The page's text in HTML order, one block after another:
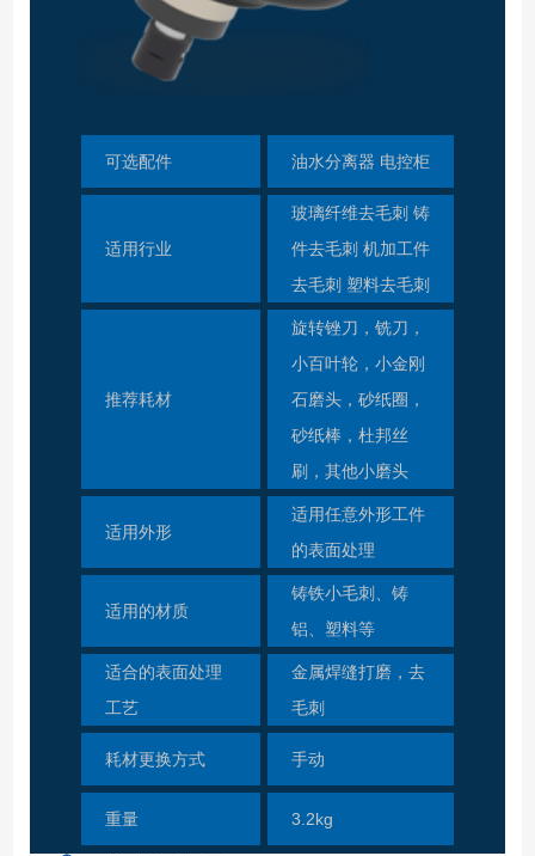
可选配件 油水分离器 电控柜
适用行业
玻璃纤维去毛刺 铸
件去毛刺 机加工件
去毛刺 塑料去毛刺
推荐耗材
旋转锉刀，铣刀，
小百叶轮，小金刚
石磨头，砂纸圈，
砂纸棒，杜邦丝
刷，其他小磨头
适用外形
适用任意外形工件
的表面处理
适用的材质
铸铁小毛刺、铸
铝、塑料等
适合的表面处理
工艺
金属焊缝打磨，去
毛刺
耗材更换方式 手动
重量 3.2kg